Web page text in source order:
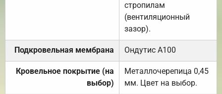
стропилам
(вентиляционный
зазор).
Подкровельная мембрана Ондутис А100
Кровельное покрытие (на
выбор)
Металлочерепица 0,45
мм. Цвет на выбор.